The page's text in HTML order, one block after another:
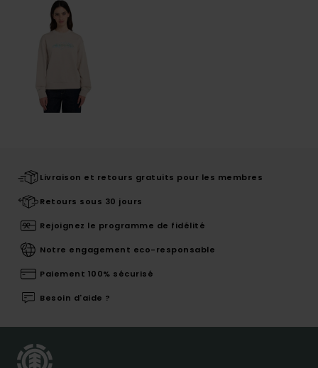
Livraison et retours gratuits pour les membres
Retours sous 30 jours
Rejoignez le programme de fidélité
Notre engagement eco-responsable
Paiement 100% sécurisé
Besoin d'aide ?